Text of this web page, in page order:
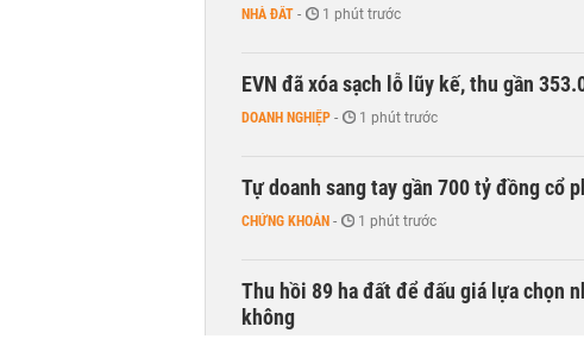
NHÀ ĐẤT - 1 phút trước
EVN đã xóa sạch lỗ lũy kế, thu gần
DOANH NGHIỆP - 1 phút trước
Tự doanh sang tay gần 700 tỷ đồng cổ
CHỨNG KHOÁN - 1 phút trước
Thu hồi 89 ha đất để đấu giá lựa chọn
không